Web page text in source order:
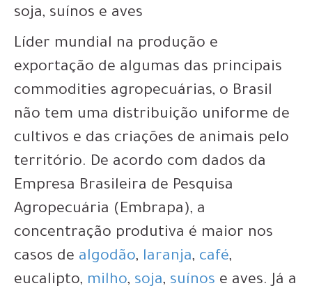
soja, suínos e aves
Líder mundial na produção e
exportação de algumas das principais
commodities agropecuárias, o Brasil
não tem uma distribuição uniforme de
cultivos e das criações de animais pelo
território. De acordo com dados da
Empresa Brasileira de Pesquisa
Agropecuária (Embrapa), a
concentração produtiva é maior nos
casos de algodão, laranja, café,
eucalipto, milho, soja, suínos e aves. Já a